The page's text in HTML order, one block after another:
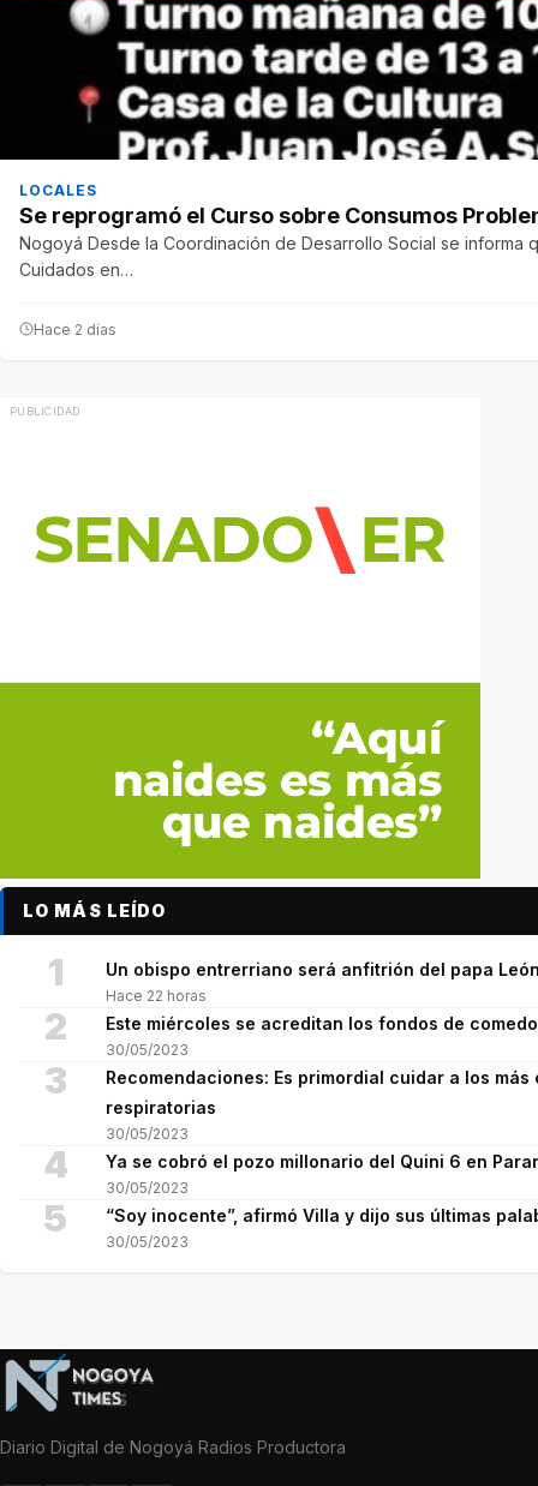
LOCALES
Se reprogramó el Curso sobre Consumos
Nogoyá Desde la Coordinación de Desarrollo Social se informa
Cuidados en…
Hace 2 días
LO MÁS LEÍDO
1 Un obispo entrerriano será anfitrión del papa
Hace 22 horas
2 Este miércoles se acreditan los fondos de
30/05/2023
3
Recomendaciones: Es primordial cuidar a los
respiratorias
30/05/2023
4 Ya se cobró el pozo millonario del Quini 6 en
30/05/2023
5 “Soy inocente”, afirmó Villa y dijo sus últimas
30/05/2023
Diario Digital de Nogoyá Radios Productora